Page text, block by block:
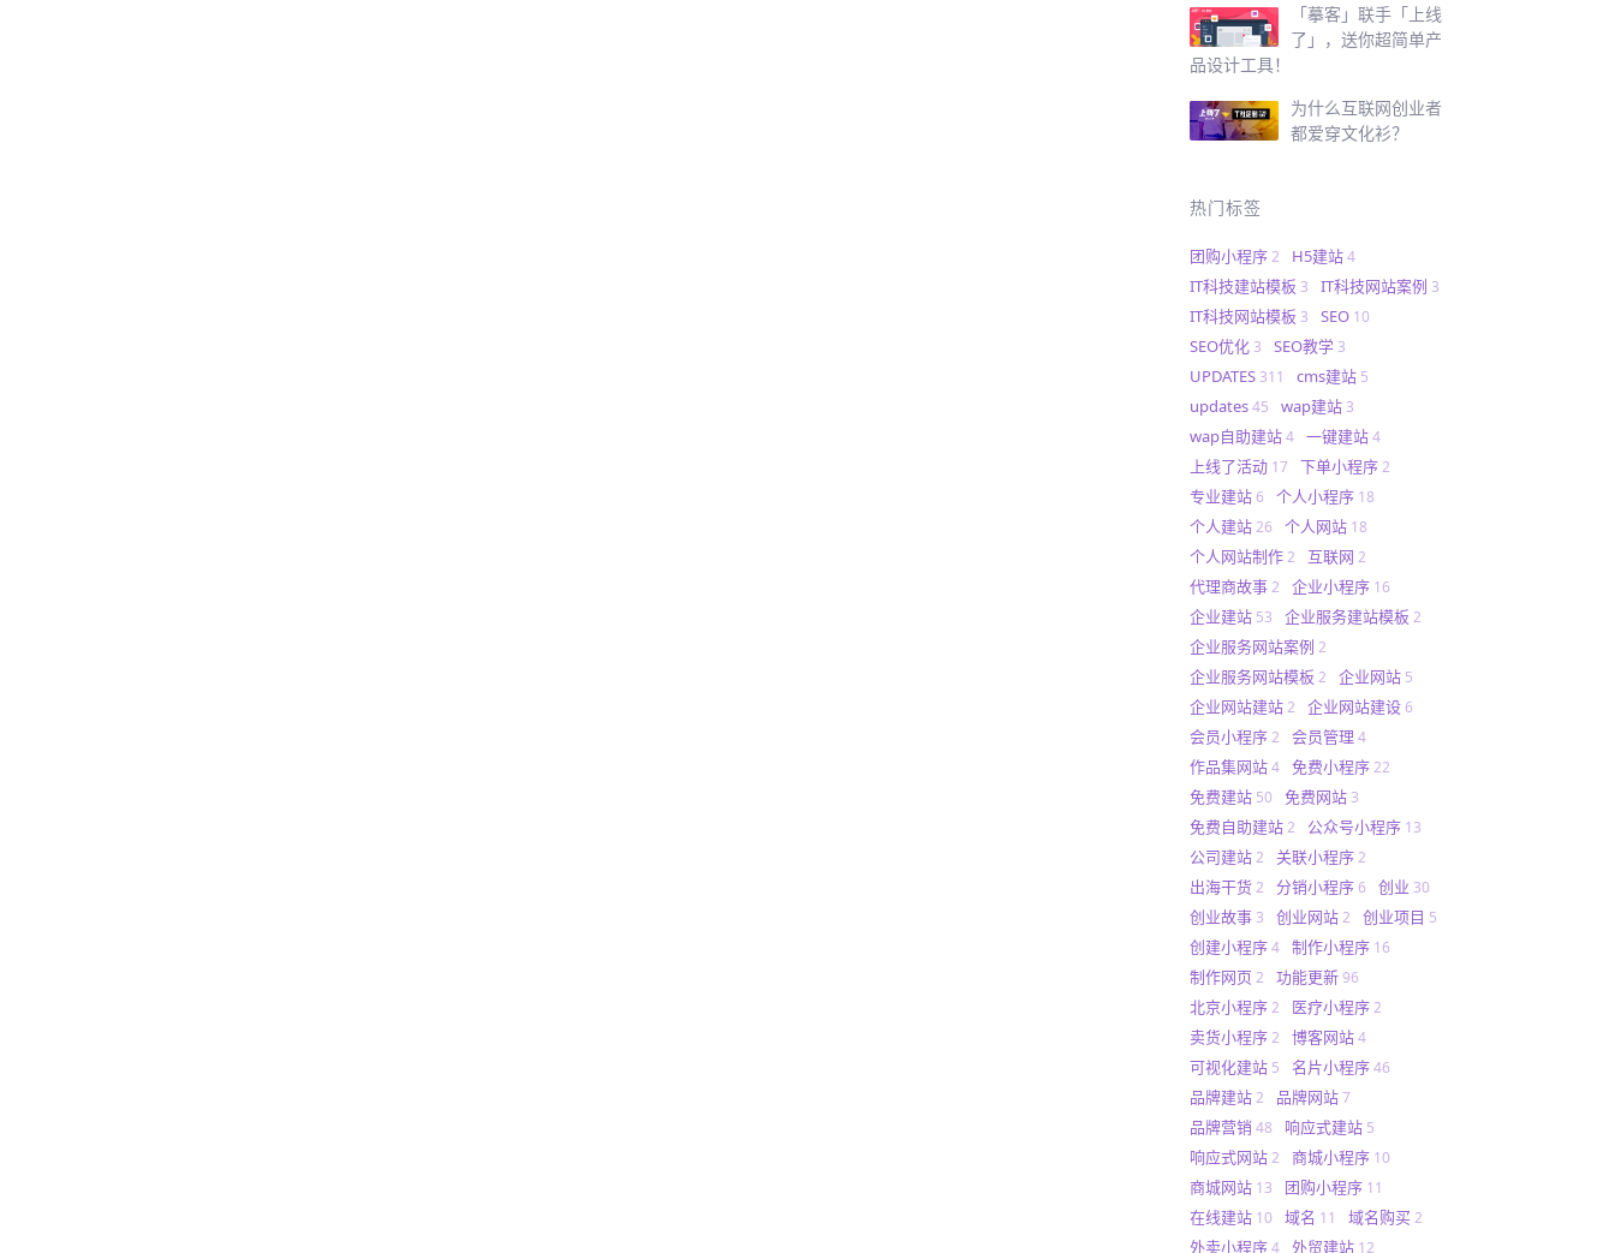
「摹客」联手「上线
了」，送你超简单产
品设计工具！
为什么互联网创业者
都爱穿文化衫？
热门标签
团购小程序 2 H5建站 4
IT科技建站模板 3 IT科技网站案例 3
IT科技网站模板 3 SEO 10
SEO优化 3 SEO教学 3
UPDATES 311 cms建站 5
updates 45 wap建站 3
wap自助建站 4 一键建站 4
上线了活动 17 下单小程序 2
专业建站 6 个人小程序 18
个人建站 26 个人网站 18
个人网站制作 2 互联网 2
代理商故事 2 企业小程序 16
企业建站 53 企业服务建站模板 2
企业服务网站案例 2
企业服务网站模板 2 企业网站 5
企业网站建站 2 企业网站建设 6
会员小程序 2 会员管理 4
作品集网站 4 免费小程序 22
免费建站 50 免费网站 3
免费自助建站 2 公众号小程序 13
公司建站 2 关联小程序 2
出海干货 2 分销小程序 6 创业 30
创业故事 3 创业网站 2 创业项目 5
创建小程序 4 制作小程序 16
制作网页 2 功能更新 96
北京小程序 2 医疗小程序 2
卖货小程序 2 博客网站 4
可视化建站 5 名片小程序 46
品牌建站 2 品牌网站 7
品牌营销 48 响应式建站 5
响应式网站 2 商城小程序 10
商城网站 13 团购小程序 11
在线建站 10 域名 11 域名购买 2
外卖小程序 4 外贸建站 12